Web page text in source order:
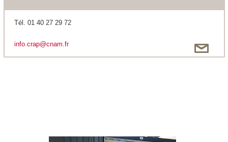
Tél. 01 40 27 29 72
info.crap@cnam.fr